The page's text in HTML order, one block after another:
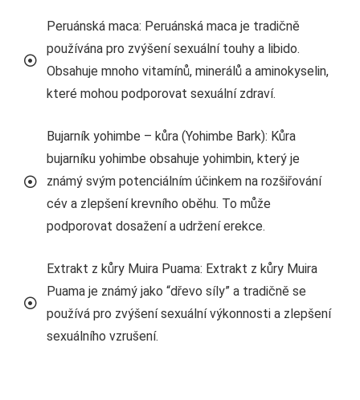
Peruánská maca: Peruánská maca je tradičně
používána pro zvýšení sexuální touhy a libido.
Obsahuje mnoho vitamínů, minerálů a aminokyselin,
které mohou podporovat sexuální zdraví.
Bujarník yohimbe – kůra (Yohimbe Bark): Kůra
bujarníku yohimbe obsahuje yohimbin, který je
známý svým potenciálním účinkem na rozšiřování
cév a zlepšení krevního oběhu. To může
podporovat dosažení a udržení erekce.
Extrakt z kůry Muira Puama: Extrakt z kůry Muira
Puama je známý jako “dřevo síly” a tradičně se
používá pro zvýšení sexuální výkonnosti a zlepšení
sexuálního vzrušení.